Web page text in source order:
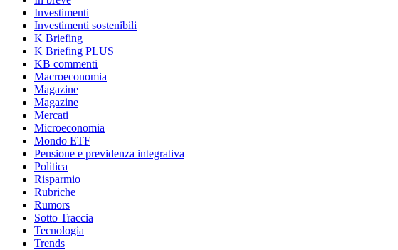
Investimenti
Investimenti sostenibili
K Briefing
K Briefing PLUS
KB commenti
Macroeconomia
Magazine
Magazine
Mercati
Microeconomia
Mondo ETF
Pensione e previdenza integrativa
Politica
Risparmio
Rubriche
Rumors
Sotto Traccia
Tecnologia
Trends